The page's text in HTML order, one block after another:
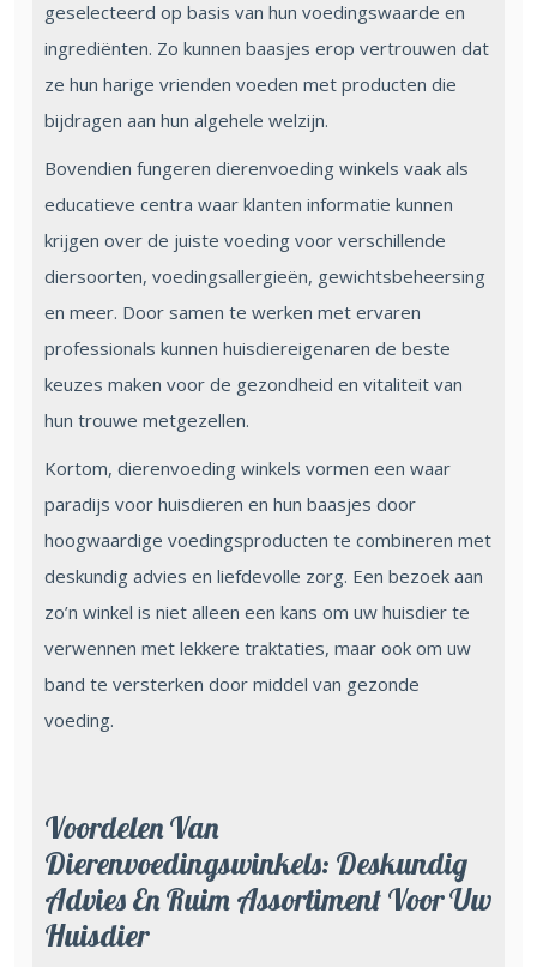
geselecteerd op basis van hun voedingswaarde en
ingrediënten. Zo kunnen baasjes erop vertrouwen dat
ze hun harige vrienden voeden met producten die
bijdragen aan hun algehele welzijn.
Bovendien fungeren dierenvoeding winkels vaak als
educatieve centra waar klanten informatie kunnen
krijgen over de juiste voeding voor verschillende
diersoorten, voedingsallergieën, gewichtsbeheersing
en meer. Door samen te werken met ervaren
professionals kunnen huisdiereigenaren de beste
keuzes maken voor de gezondheid en vitaliteit van
hun trouwe metgezellen.
Kortom, dierenvoeding winkels vormen een waar
paradijs voor huisdieren en hun baasjes door
hoogwaardige voedingsproducten te combineren met
deskundig advies en liefdevolle zorg. Een bezoek aan
zo’n winkel is niet alleen een kans om uw huisdier te
verwennen met lekkere traktaties, maar ook om uw
band te versterken door middel van gezonde
voeding.
Voordelen Van
Dierenvoedingswinkels: Deskundig
Advies En Ruim Assortiment Voor Uw
Huisdier